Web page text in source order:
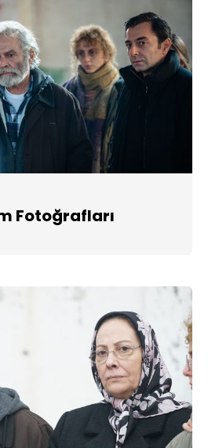
Fotoğrafları